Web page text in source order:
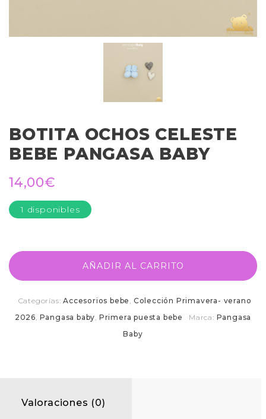
BOTITA OCHOS CELESTE
BEBE PANGASA BABY
14,00€
1 disponibles
AÑADIR AL CARRITO
Categorías:Accesorios bebe Colección Primavera- verano
2026 Pangasa baby Primera puesta bebe Marca: Pangasa
Baby
Valoraciones (0)